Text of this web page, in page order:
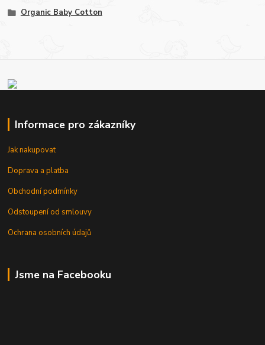
Organic Baby Cotton
Informace pro zákazníky
Jak nakupovat
Doprava a platba
Obchodní podmínky
Odstoupení od smlouvy
Ochrana osobních údajů
Jsme na Facebooku